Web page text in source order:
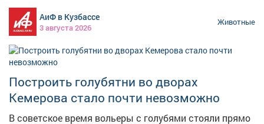
почувствовал боль в руке. Пострадавший хотел
самостоятельно добраться до медицинского
учреждения на машине, однако в пути ему стало хуже,
– сказали в полиции. Инспекторы ГАИ, получив об
этом сигнал, поспешили на помощь: прибыли на
распространение яда, и приложили холод к руке.
Затем передали укушенного бригаде скорой помощи.
АиФ в Кузбассе
3 августа 2026
Животные
Построить голубятни во дворах
Кемерова стало почти невозможно
В советское время вольеры с голубями стояли прямо